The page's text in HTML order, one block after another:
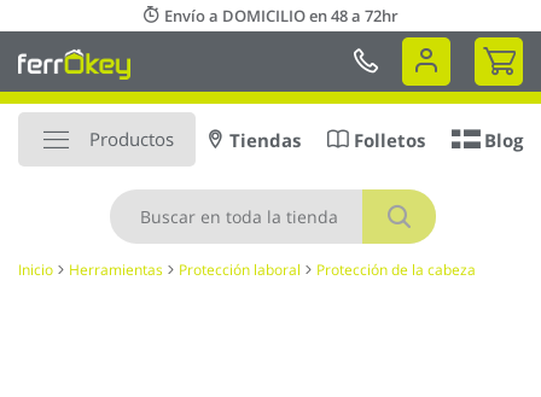
al
contenido
Envío a DOMICILIO en 48 a 72hr
Mi
Productos
Buscar
Tiendas Folletos Blog
Inicio Herramientas Protección laboral Protección de la cabeza